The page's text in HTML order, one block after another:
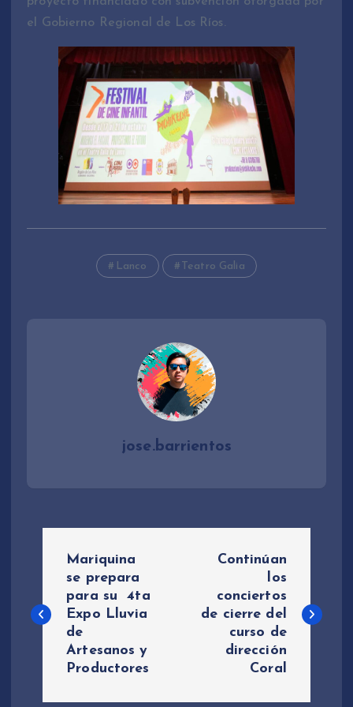
el Gobierno Regional de Los Ríos.
Lanco Teatro Galia
jose.barrientos
v
g
Mariquina
se prepara
para su 4ta
Expo Lluvia
de
Artesanos y
Productores
Continúan
los
conciertos
de cierre del
curso de
dirección
Coral